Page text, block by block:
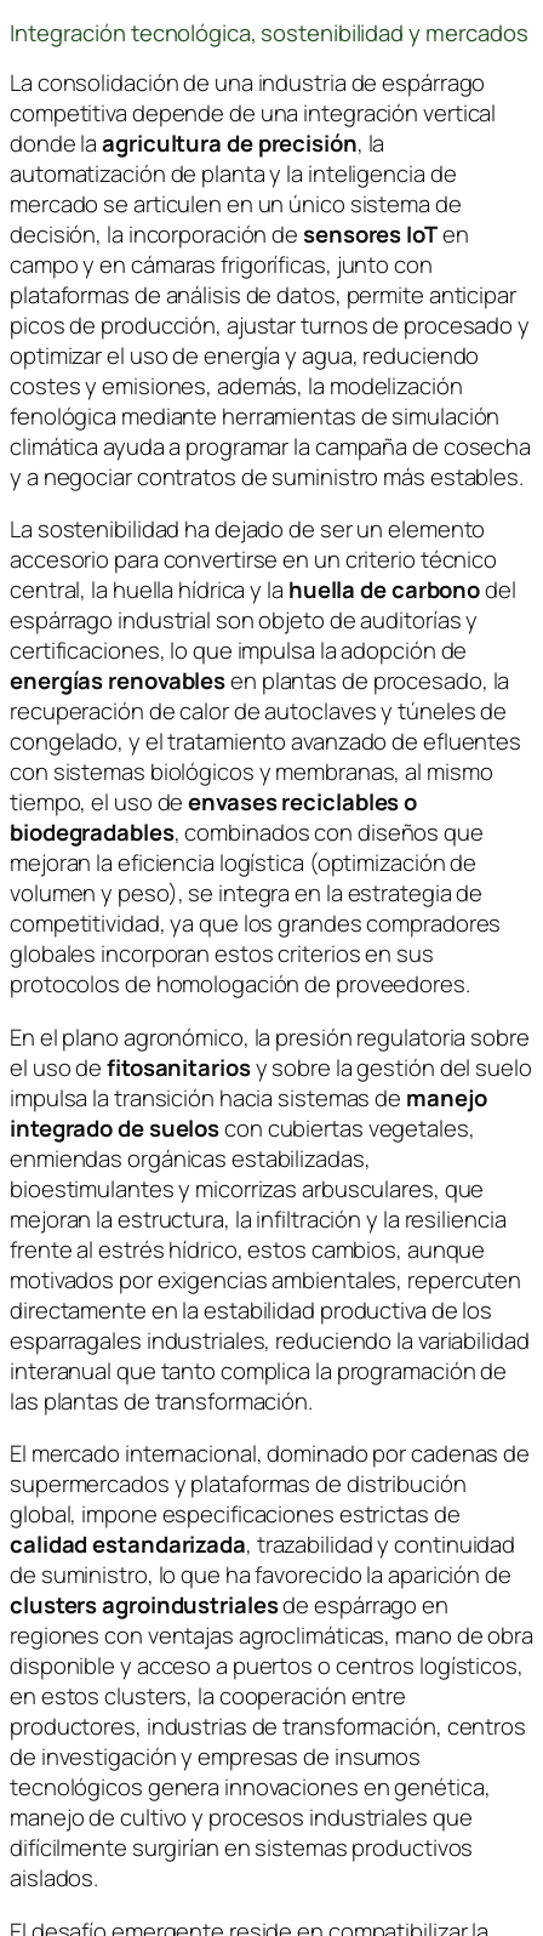
Integración tecnológica, sostenibilidad y mercados
La consolidación de una industria de espárrago
competitiva depende de una integración vertical
donde laagricultura de precisión, la
automatización de planta y la inteligencia de
mercado se articulen en un único sistema de
decisión, la incorporación desensores IoTen
campo y en cámaras frigoríficas, junto con
plataformas de análisis de datos, permite anticipar
picos de producción, ajustar turnos de procesado y
optimizar el uso de energía y agua, reduciendo
costes y emisiones, además, la modelización
fenológica mediante herramientas de simulación
climática ayuda a programar la campaña de cosecha
y a negociar contratos de suministro más estables.
La sostenibilidad ha dejado de ser un elemento
accesorio para convertirse en un criterio técnico
central, la huella hídrica y la huella de carbonodel
espárrago industrial son objeto de auditorías y
certificaciones, lo que impulsa la adopción de
energías renovablesen plantas de procesado, la
recuperación de calor de autoclaves y túneles de
congelado, y el tratamiento avanzado de efluentes
con sistemas biológicos y membranas, al mismo
tiempo, el uso deenvases reciclables o
biodegradables, combinados con diseños que
mejoran la eficiencia logística (optimización de
volumen y peso), se integra en la estrategia de
competitividad, ya que los grandes compradores
globales incorporan estos criterios en sus
protocolos de homologación de proveedores.
En el plano agronómico, la presión regulatoria sobre
el uso defitosanitariosy sobre la gestión del suelo
impulsa la transición hacia sistemas de manejo
integrado de sueloscon cubiertas vegetales,
enmiendas orgánicas estabilizadas,
bioestimulantes y micorrizas arbusculares, que
mejoran la estructura, la infiltración y la resiliencia
frente al estrés hídrico, estos cambios, aunque
motivados por exigencias ambientales, repercuten
directamente en la estabilidad productiva de los
esparragales industriales, reduciendo la variabilidad
interanual que tanto complica la programación de
las plantas de transformación.
El mercado internacional, dominado por cadenas de
supermercados y plataformas de distribución
global, impone especificaciones estrictas de
calidad estandarizada, trazabilidad y continuidad
de suministro, lo que ha favorecido la aparición de
clusters agroindustrialesde espárrago en
regiones con ventajas agroclimáticas, mano de obra
disponible y acceso a puertos o centros logísticos,
en estos clusters, la cooperación entre
productores, industrias de transformación, centros
de investigación y empresas de insumos
tecnológicos genera innovaciones en genética,
manejo de cultivo y procesos industriales que
difícilmente surgirían en sistemas productivos
aislados.